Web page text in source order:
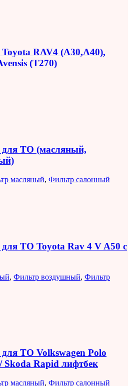
RAV4 (A30,A40),
(T270)
для ТО (масляный,
масляный, Фильтр салонный
ТО Toyota Rav 4 V A50 с
, Фильтр воздушный, Фильтр
ТО Volkswagen Polo
Skoda Rapid лифтбек
масляный, Фильтр салонный